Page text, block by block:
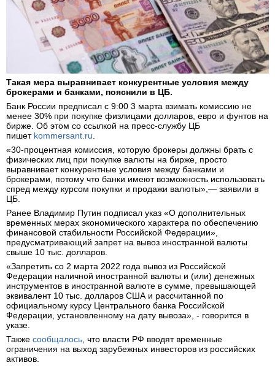
Такая мера выравнивает конкурентные условия между
брокерами и банками, пояснили в ЦБ.
Банк России предписал с 9:00 3 марта взимать комиссию не
менее 30% при покупке физлицами долларов, евро и фунтов на
бирже. Об этом со ссылкой на пресс-службу ЦБ
пишет kommersant.ru.
«30-процентная комиссия, которую брокеры должны брать с
физических лиц при покупке валюты на бирже, просто
выравнивает конкурентные условия между банками и
брокерами, потому что банки имеют возможность использовать
спред между курсом покупки и продажи валюты»,— заявили в
ЦБ.
Ранее Владимир Путин подписал указ «О дополнительных
временных мерах экономического характера по обеспечению
финансовой стабильности Российской Федерации»,
предусматривающий запрет на вывоз иностранной валюты
свыше 10 тыс. долларов.
«Запретить со 2 марта 2022 года вывоз из Российской
Федерации наличной иностранной валюты и (или) денежных
инструментов в иностранной валюте в сумме, превышающей
эквивалент 10 тыс. долларов США и рассчитанной по
официальному курсу Центрального банка Российской
Федерации, установленному на дату вывоза», - говорится в
указе.
Также сообщалось, что власти РФ вводят временные
ограничения на выход зарубежных инвесторов из российских
активов.